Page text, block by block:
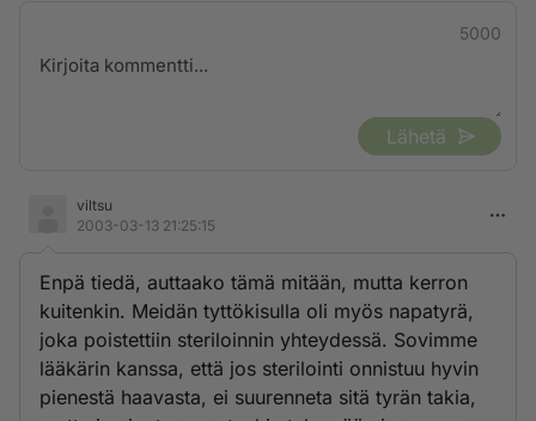
5000
Lähetä
viltsu
2003-03-13 21:25:15
Enpä tiedä, auttaako tämä mitään, mutta kerron
kuitenkin. Meidän tyttökisulla oli myös napatyrä,
joka poistettiin steriloinnin yhteydessä. Sovimme
lääkärin kanssa, että jos sterilointi onnistuu hyvin
pienestä haavasta, ei suurenneta sitä tyrän takia,